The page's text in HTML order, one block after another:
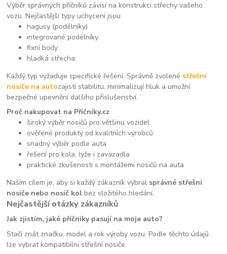
Výběr správných příčníků závisí na konstrukci střechy vašeho
vozu. Nejčastější typy uchycení jsou:
hagusy (podélníky)
integrované podélníky
fixní body
hladká střecha
Každý typ vyžaduje specifické řešení. Správně zvolené střešní
nosiče na autozajistí stabilitu, minimalizují hluk a umožní
bezpečné upevnění dalšího příslušenství.
Proč nakupovat na Příčníky.cz
široký výběr nosičů pro většinu vozidel
ověřené produkty od kvalitních výrobců
snadný výběr podle auta
řešení pro kola, lyže i zavazadla
praktické zkušenosti s montážemi nosičů na auta
Naším cílem je, aby si každý zákazník vybral správné střešní
nosiče nebo nosič kol bez složitého hledání.
Nejčastější otázky zákazníků
Jak zjistím, jaké příčníky pasují na moje auto?
Stačí znát značku, model a rok výroby vozu. Podle těchto údajů
lze vybrat kompatibilní střešní nosiče.